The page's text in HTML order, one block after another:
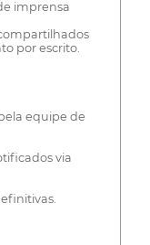
imprensa
por escrito.
equipe de
via